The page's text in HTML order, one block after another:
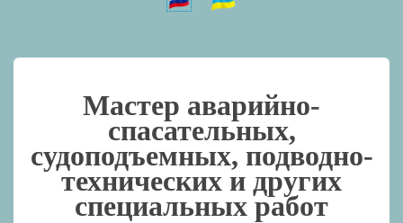
Мастер аварийно-
спасательных,
судоподъемных, подводно-
технических и других
специальных работ